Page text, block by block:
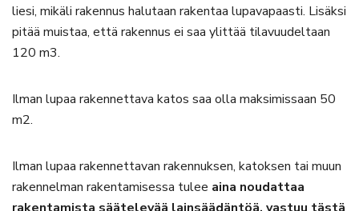
liesi, mikäli rakennus halutaan rakentaa lupavapaasti. Lisäksi
pitää muistaa, että rakennus ei saa ylittää tilavuudeltaan
120 m3.
Ilman lupaa rakennettava katos saa olla maksimissaan 50
m2.
Ilman lupaa rakennettavan rakennuksen, katoksen tai muun
rakennelman rakentamisessa tulee aina noudattaa